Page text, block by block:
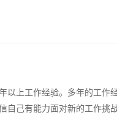
以上工作经验。多年的工作
己有能力面对新的工作挑战